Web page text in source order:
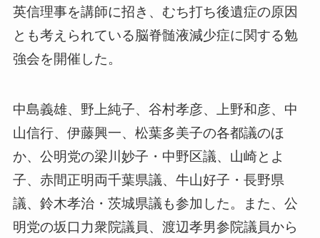
英信理事を講師に招き、むち打ち後遺症の原因
とも考えられている脳脊髄液減少症に関する勉
強会を開催した。
中島義雄、野上純子、谷村孝彦、上野和彦、中
山信行、伊藤興一、松葉多美子の各都議のほ
か、公明党の梁川妙子・中野区議、山崎とよ
子、赤間正明両千葉県議、牛山好子・長野県
議、鈴木孝治・茨城県議も参加した。また、公
明党の坂口力衆院議員、渡辺孝男参院議員から